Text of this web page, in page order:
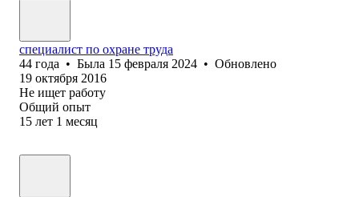
специалист по охране труда
44 года • Была 15 февраля 2024 • Обновлено
19 октября 2016
Не ищет работу
Общий опыт
15 лет 1 месяц